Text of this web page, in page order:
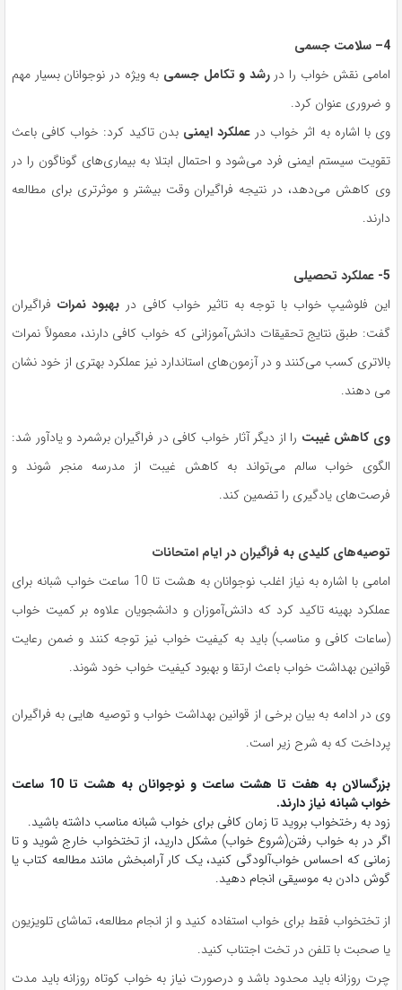
4– سلامت جسمی
امامی نقش خواب را دررشد و تکامل جسمی به ویژه در نوجوانان بسیار مهم
و ضروری عنوان کرد.
وی با اشاره به اثر خواب در عملکرد ایمنیبدن تاکید کرد: خواب کافی باعث
تقویت سیستم ایمنی فرد می‌شود و احتمال ابتلا به بیماری‌های گوناگون را در
وی کاهش می‌دهد، در نتیجه فراگیران وقت بیشتر و موثرتری برای مطالعه
دارند.
5- عملکرد تحصیلی
این فلوشیپ خواب با توجه به تاثیر خواب کافی در بهبود نمرات فراگیران
گفت: طبق نتایج تحقیقات دانش‌آموزانی که خواب کافی دارند، معمولاً نمرات
بالاتری کسب می‌کنند و در آزمون‌های استاندارد نیز عملکرد بهتری از خود نشان
می دهند.
وی کاهش غیبت را از دیگر آثار خواب کافی در فراگیران برشمرد و یادآور شد:
الگوی خواب سالم می‌تواند به کاهش غیبت از مدرسه منجر شوند و
فرصت‌های یادگیری را تضمین کند.
توصیه‌های کلیدی به فراگیران در ایام امتحانات
امامی با اشاره به نیاز اغلب نوجوانان به هشت تا 10 ساعت خواب شبانه برای
عملکرد بهینه تاکید کرد که دانش‌آموزان و دانشجویان علاوه بر کمیت خواب
(ساعات کافی و مناسب) باید به کیفیت خواب نیز توجه کنند و ضمن رعایت
قوانین بهداشت خواب باعث ارتقا و بهبود کیفیت خواب خود شوند.
وی در ادامه به بیان برخی از قوانین بهداشت خواب و توصیه هایی به فراگیران
پرداخت که به شرح زیر است.
بزرگسالان به هفت تا هشت ساعت و نوجوانان به هشت تا 10 ساعت
خواب شبانه نیاز دارند.
زود به رختخواب بروید تا زمان کافی برای خواب شبانه مناسب داشته باشید.
اگر در به خواب رفتن(شروع خواب) مشکل دارید، از تختخواب خارج شوید و تا
زمانی که احساس خواب‌آلودگی کنید، یک کار آرامبخش مانند مطالعه کتاب یا
گوش دادن به موسیقی انجام دهید.
از تختخواب فقط برای خواب استفاده کنید و از انجام مطالعه، تماشای تلویزیون
یا صحبت با تلفن در تخت اجتناب کنید.
چرت روزانه باید محدود باشد و درصورت نیاز به خواب کوتاه روزانه باید مدت